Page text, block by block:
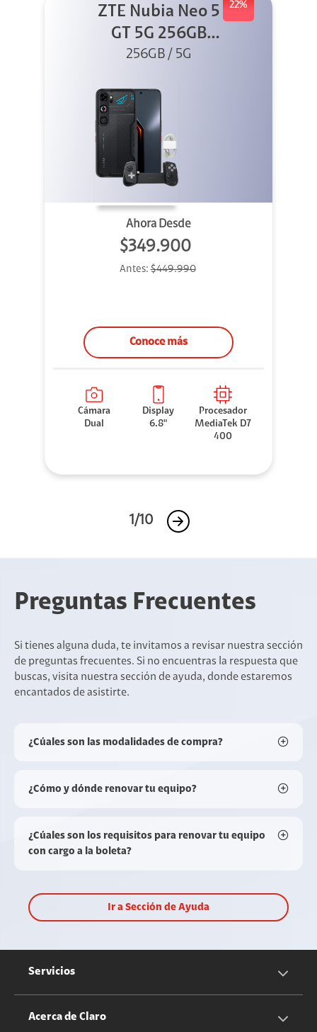
22%
ZTE Nubia Neo 5
GT 5G 256GB
Negro + GPAD +
256GB / 5G
Ahora Desde
$349.900
Antes:$449.990
Conoce más
Cámara
Dual
Display
6.8"
Procesador
MediaTek D7
400
1/10
Preguntas Frecuentes
Si tienes alguna duda, te invitamos a revisar nuestra sección
de preguntas frecuentes. Si no encuentras la respuesta que
buscas, visita nuestra sección de ayuda, donde estaremos
encantados de asistirte.
¿Cúales son las modalidades de compra?
¿Cómo y dónde renovar tu equipo?
¿Cúales son los requisitos para renovar tu equipo
con cargo a la boleta?
Ir a Sección de Ayuda
Servicios
Servicios Móviles
Acerca de Claro